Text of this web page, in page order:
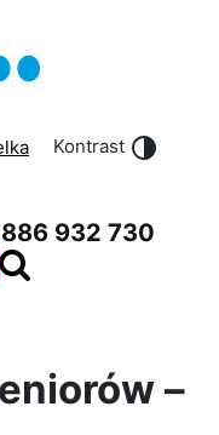
Kontrast
932 730
–